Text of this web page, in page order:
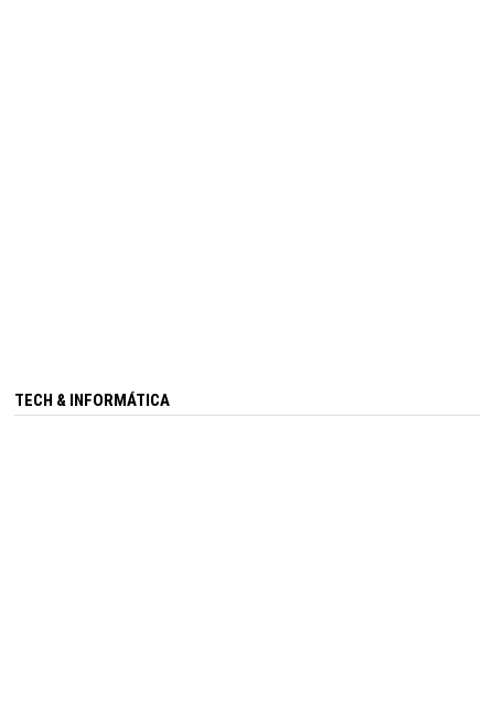
TECH & INFORMÁTICA